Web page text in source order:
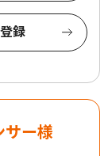
録
サー様